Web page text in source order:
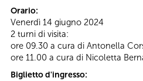
Orario:
Venerdì 14 giugno 2024
2 turni di visita:
ore 09.30 a cura di Antonella
ore 11.00 a cura di Nicoletta
Biglietto d'ingresso: